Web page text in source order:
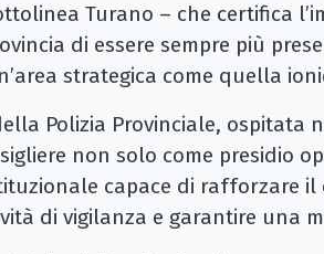
Turano – che certifica
di essere sempre più
strategica come quella
Polizia Provinciale, ospitata
non solo come presidio
capace di rafforzare
di vigilanza e garantire una